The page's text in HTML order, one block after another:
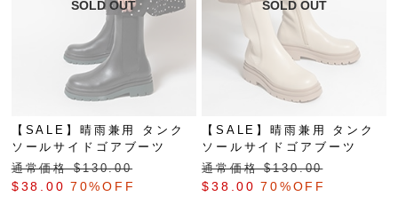
【SALE】晴雨兼用 タンク
ソールサイドゴアブーツ
通常価格 $‌130.00
$‌38.00 70%OFF
【SALE】晴雨兼用 タンク
ソールサイドゴアブーツ
通常価格 $‌130.00
$‌38.00 70%OFF